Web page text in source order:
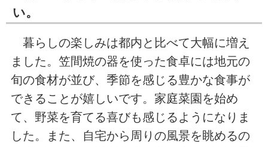
い。
暮らしの楽しみは都内と比べて大幅に増え
ました。笠間焼の器を使った食卓には地元の
旬の食材が並び、季節を感じる豊かな食事が
できることが嬉しいです。家庭菜園を始め
て、野菜を育てる喜びも感じるようになりま
した。また、自宅から周りの風景を眺めるの